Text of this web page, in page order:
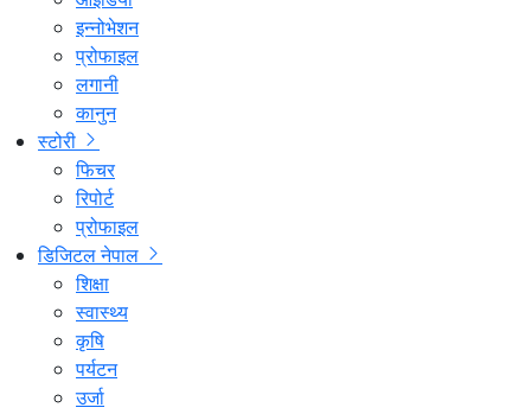
इन्नोभेशन
प्रोफाइल
लगानी
कानुन
स्टोरी
फिचर
रिपोर्ट
प्रोफाइल
डिजिटल नेपाल
शिक्षा
स्वास्थ्य
कृषि
पर्यटन
उर्जा